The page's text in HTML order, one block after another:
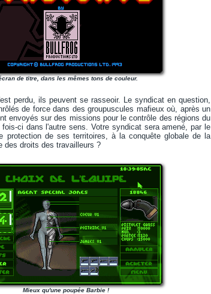
de titre, dans les mêmes tons de couleur.
perdu, ils peuvent se rasseoir. Le syndicat en question,
de force dans des groupuscules mafieux où, après un
envoyés sur des missions pour le contrôle des régions du
ci dans l'autre sens. Votre syndicat sera amené, par le
protection de ses territoires, à la conquête globale de la
des droits des travailleurs ?
Mieux qu'une poupée Barbie !